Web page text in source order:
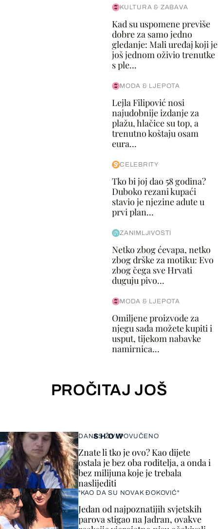
KULTURA & ZABAVA
Kad su uspomene previše
dobre za samo jedno
gledanje: Mali uređaj koji je
još jednom oživio trenutke
s ple...
MODA & LJEPOTA
Lejla Filipović nosi
najudobnije izdanje za
plažu, hlačice su top, a
trenutno koštaju osam
eura...
CELEBRITY
Tko bi joj dao 58 godina?
Duboko rezani kupaći
stavio je njezine adute u
prvi plan...
ZANIMLJIVOSTI
Netko zbog ćevapa, netko
zbog drške za motiku: Evo
zbog čega sve Hrvati
duguju pivo...
MODA & LJEPOTA
Omiljene proizvode za
njegu sada možete kupiti i
usput, tijekom nabavke
namirnica...
PROČITAJ JOŠ
SHOW
DANAS ŽIVI POVUČENO
Znate li tko je ovo? Kao dijete
ostala je bez oba roditelja, a onda i
bez milijuna koje je trebala
naslijediti
"KAO DA SU NOVAK ĐOKOVIĆ"
Jedan od najpoznatijih svjetskih
parova stigao na Jadran, ovakve